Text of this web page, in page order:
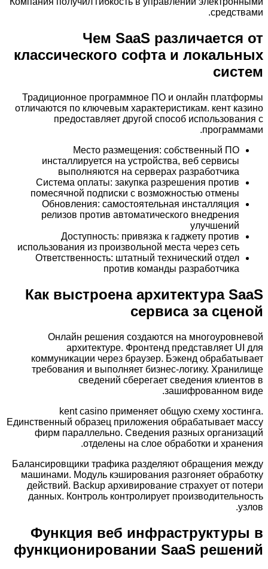
средствами.
Чем SaaS различается от
классического софта и локальных
систем
Традиционное программное ПО и онлайн платформы
отличаются по ключевым характеристикам. кент казино
предоставляет другой способ использования с
программами.
Место размещения: собственный ПО
инсталлируется на устройства, веб сервисы
выполняются на серверах разработчика
Система оплаты: закупка разрешения против
помесячной подписки с возможностью отмены
Обновления: самостоятельная инсталляция
релизов против автоматического внедрения
улучшений
Доступность: привязка к гаджету против
использования из произвольной места через сеть
Ответственность: штатный технический отдел
против команды разработчика
Как выстроена архитектура SaaS
сервиса за сценой
Онлайн решения создаются на многоуровневой
архитектуре. Фронтенд представляет UI для
коммуникации через браузер. Бэкенд обрабатывает
требования и выполняет бизнес-логику. Хранилище
сведений сберегает сведения клиентов в
зашифрованном виде.
kent casino применяет общую схему хостинга.
Единственный образец приложения обрабатывает массу
фирм параллельно. Сведения разных организаций
отделены на слое обработки и хранения.
Балансировщики трафика разделяют обращения между
машинами. Модуль кэширования разгоняет обработку
действий. Backup архивирование страхует от потери
данных. Контроль контролирует производительность
узлов.
Функция веб инфраструктуры в
функционировании SaaS решений